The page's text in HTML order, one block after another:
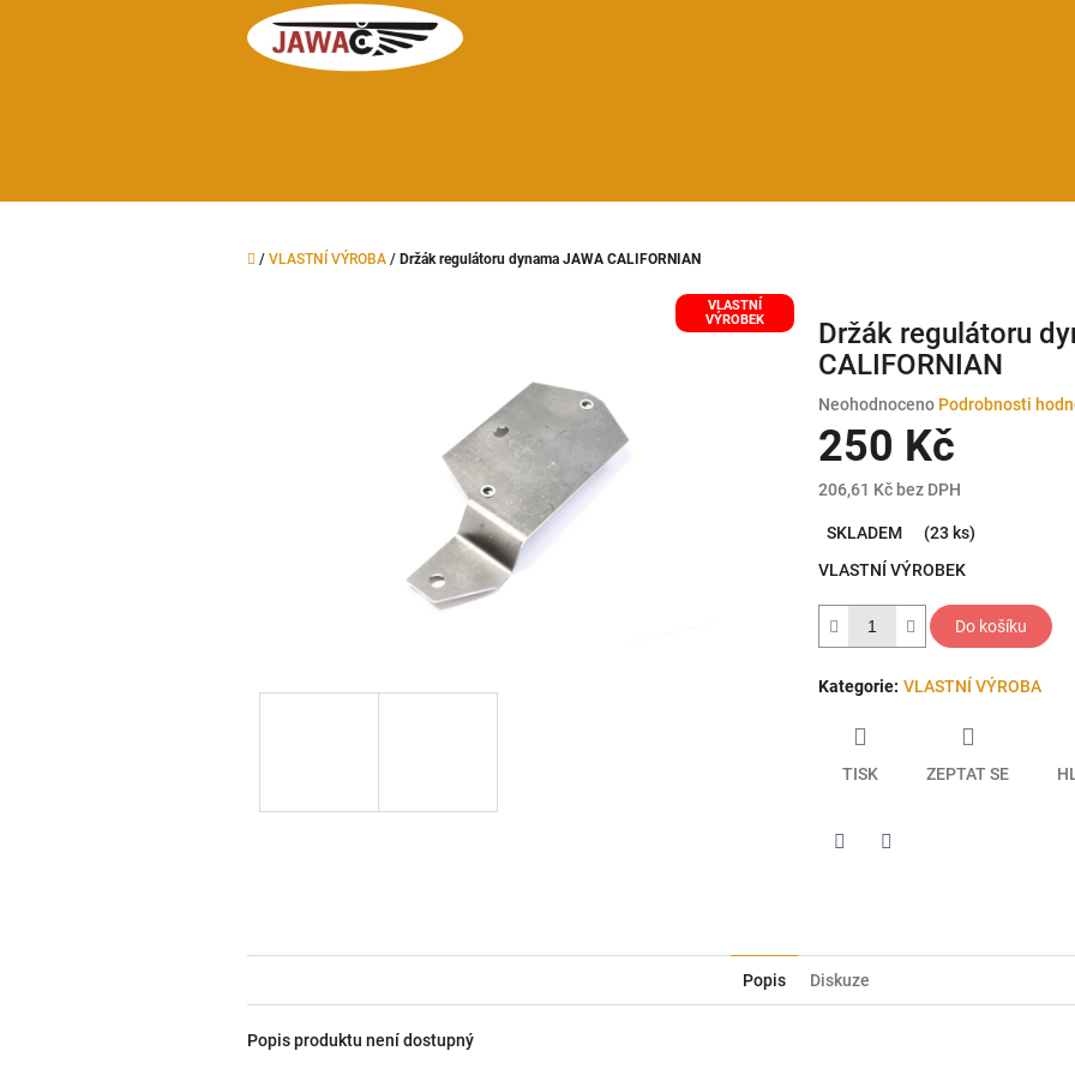
Domů
/ VLASTNÍ VÝROBA / Držák regulátoru dynama JAWA CALIFORNIAN
VLASTNÍ
VÝROBEK
Držák regulátoru
CALIFORNIAN
Průměrné
hodnocení
produktu
0,0
hvězdiček.
Neohodnoceno Podrobnosti
250 Kč
206,61 Kč bez DPH
cena:
SKLADEM
(23 ks)
VLASTNÍ VÝROBEK
Do košíku
Kategorie: VLASTNÍ VÝROBA
TISK ZEPTAT SE
Popis Diskuze
Popis produktu není dostupný